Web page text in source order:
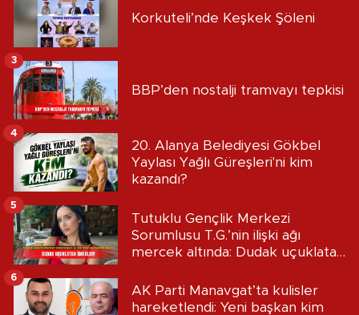
Korkuteli’nde Keşkek Şöleni
BBP’den nostalji tramvayı tepkisi
3
20. Alanya Belediyesi Gökbel
Yaylası Yağlı Güreşleri'ni kim
kazandı?
4
Tutuklu Gençlik Merkezi
Sorumlusu T.G.’nin ilişki ağı
mercek altında: Dudak uçuklatan
5
AK Parti Manavgat’ta kulisler
hareketlendi: Yeni başkan kim
6